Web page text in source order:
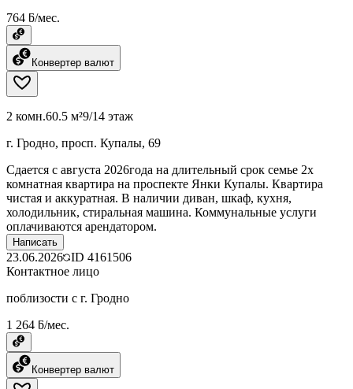
764 ƃ/мес.
Конвертер валют
2 комн.60.5 м²9/14 этаж
г. Гродно, просп. Купалы, 69
Сдается с августа 2026года на длительный срок семье 2х
комнатная квартира на проспекте Янки Купалы. Квартира
чистая и аккуратная. В наличии диван, шкаф, кухня,
холодильник, стиральная машина. Коммунальные услуги
оплачиваются арендатором.
Написать
23.06.2026 ID 4161506
Контактное лицо
поблизости с г. Гродно
1 264 ƃ/мес.
Конвертер валют